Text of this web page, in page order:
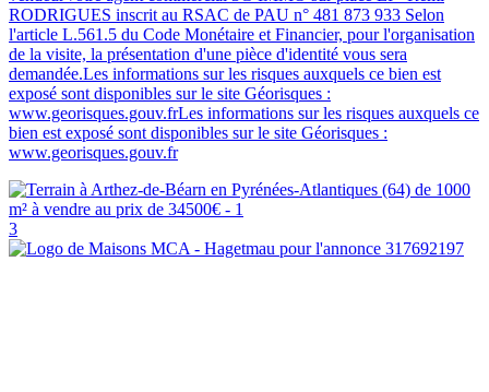
RODRIGUES inscrit au RSAC de PAU n° 481 873 933 Selon
l'article L.561.5 du Code Monétaire et Financier, pour l'organisation
de la visite, la présentation d'une pièce d'identité vous sera
demandée.Les informations sur les risques auxquels ce bien est
exposé sont disponibles sur le site Géorisques :
www.georisques.gouv.frLes informations sur les risques auxquels ce
bien est exposé sont disponibles sur le site Géorisques :
www.georisques.gouv.fr
3